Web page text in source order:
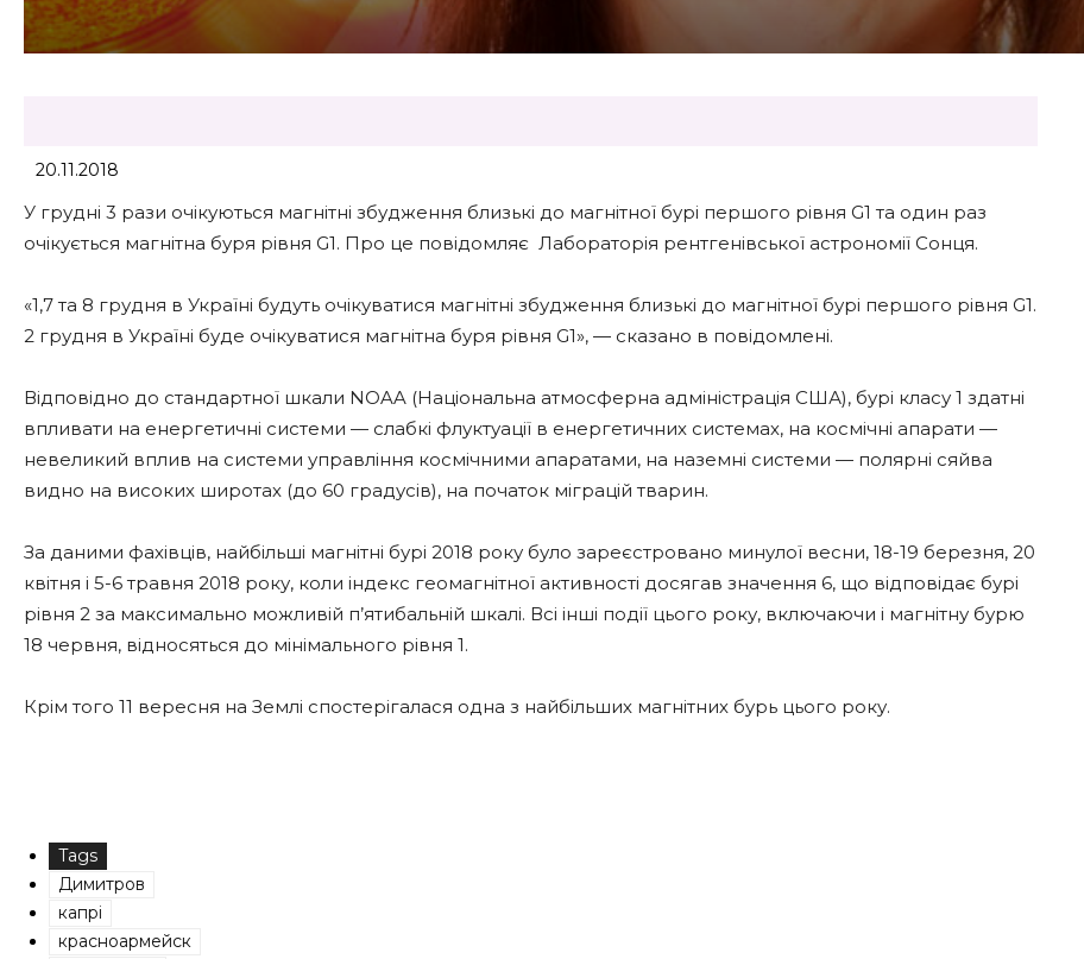
20.11.2018
У грудні 3 рази очікуються магнітні збудження близькі до магнітної бурі першого рівня G1 та один раз
очікується магнітна буря рівня G1. Про це повідомляє Лабораторія рентгенівської астрономії Сонця.
«1,7 та 8 грудня в Україні будуть очікуватися магнітні збудження близькі до магнітної бурі першого рівня G1.
2 грудня в Україні буде очікуватися магнітна буря рівня G1», — сказано в повідомлені.
Відповідно до стандартної шкали NOAA (Національна атмосферна адміністрація США), бурі класу 1 здатні
впливати на енергетичні системи — слабкі флуктуації в енергетичних системах, на космічні апарати —
невеликий вплив на системи управління космічними апаратами, на наземні системи — полярні сяйва
видно на високих широтах (до 60 градусів), на початок міграцій тварин.
За даними фахівців, найбільші магнітні бурі 2018 року було зареєстровано минулої весни, 18-19 березня, 20
квітня і 5-6 травня 2018 року, коли індекс геомагнітної активності досягав значення 6, що відповідає бурі
рівня 2 за максимально можливій п’ятибальній шкалі. Всі інші події цього року, включаючи і магнітну бурю
18 червня, відносяться до мінімального рівня 1.
Крім того 11 вересня на Землі спостерігалася одна з найбільших магнітних бурь цього року.
Tags
Димитров
капрі
красноармейск